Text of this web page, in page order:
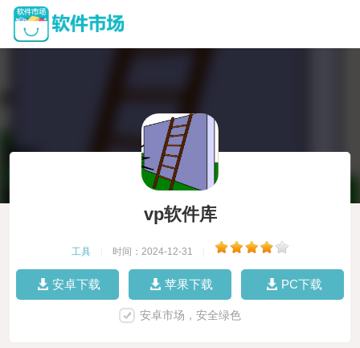
vp软件库
工具 时间：2024-12-31
安卓下载 苹果下载 PC下载
安卓市场，安全绿色